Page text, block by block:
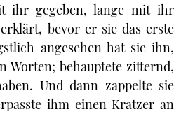
ihr gegeben, lange mit ihr
bevor er sie das erste
angesehen hat sie ihn,
Worten; behauptete zitternd,
Und dann zappelte sie
ihm einen Kratzer an